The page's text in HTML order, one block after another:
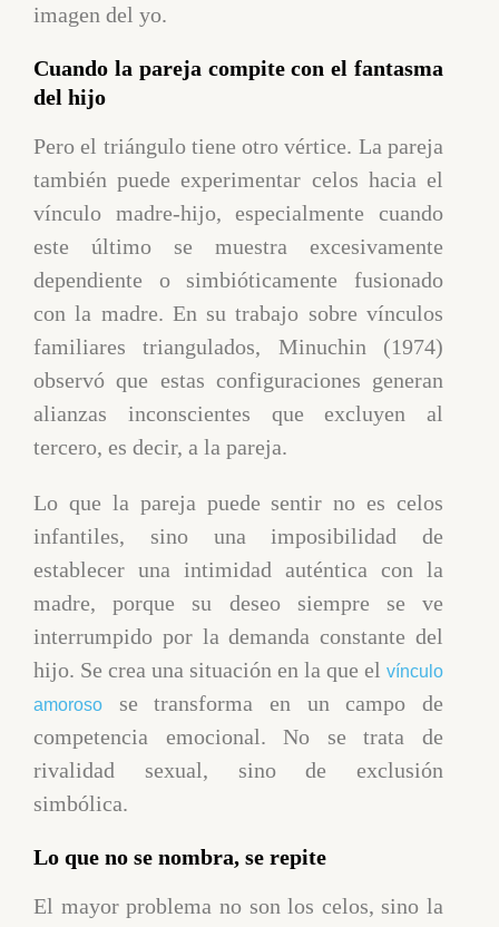
imagen del yo.
Cuando la pareja compite con el fantasma
del hijo
Pero el triángulo tiene otro vértice. La pareja
también puede experimentar celos hacia el
vínculo madre-hijo, especialmente cuando
este último se muestra excesivamente
dependiente o simbióticamente fusionado
con la madre. En su trabajo sobre vínculos
familiares triangulados, Minuchin (1974)
observó que estas configuraciones generan
alianzas inconscientes que excluyen al
tercero, es decir, a la pareja.
Lo que la pareja puede sentir no es celos
infantiles, sino una imposibilidad de
establecer una intimidad auténtica con la
madre, porque su deseo siempre se ve
interrumpido por la demanda constante del
hijo. Se crea una situación en la que el vínculo
amoroso
se transforma en un campo de
competencia emocional. No se trata de
rivalidad sexual, sino de exclusión
simbólica.
Lo que no se nombra, se repite
El mayor problema no son los celos, sino la